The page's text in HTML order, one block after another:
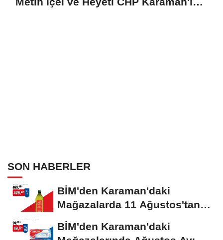
SON HABERLER
BİM'den Karaman'daki
Mağazalarda 11 Ağustos'tan
İtibaren Geçerli...
BİM'den Karaman'daki